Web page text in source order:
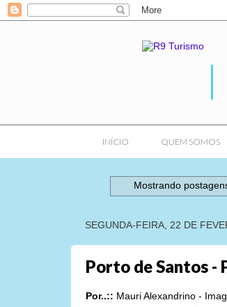
INÍCIO QUEM SOMOS
Mostrando
SEGUNDA-FEIRA, 22 DE
Porto de Santos -
Por..:: Mauri Alexandrino -